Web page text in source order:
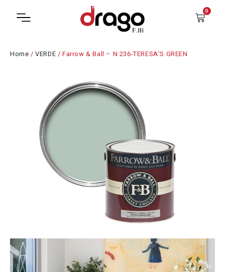
0
Home /VERDE / Farrow & Ball – N 236-TERESA’S GREEN